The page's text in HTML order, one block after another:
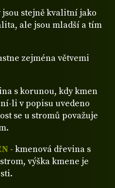
stejně kvalitní jako
ale jsou mladší a tím
zejména větvemi
s korunou, kdy kmen
li v popisu uvedeno
se u stromů považuje
- kmenová dřevina s
výška kmene je